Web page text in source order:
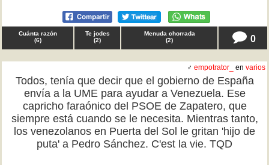
Cuánta razón
(6)
Te jodes
(2)
Menuda chorrada
(2) 0
♂ empotrator_ en varios
Todos, tenía que decir que el gobierno de España
envía a la UME para ayudar a Venezuela. Ese
capricho faraónico del PSOE de Zapatero, que
siempre está cuando se le necesita. Mientras tanto,
los venezolanos en Puerta del Sol le gritan 'hijo de
puta' a Pedro Sánchez. C'est la vie. TQD